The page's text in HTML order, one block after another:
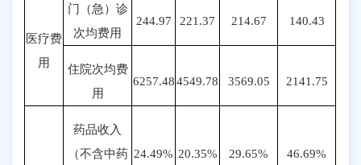
医疗费
用
门（急）诊
次均费用
244.97 221.37 214.67 140.43
住院次均费
用
6257.484549.78 3569.05 2141.75
药品收入
（不含中药 24.49% 20.35% 29.65% 46.69%